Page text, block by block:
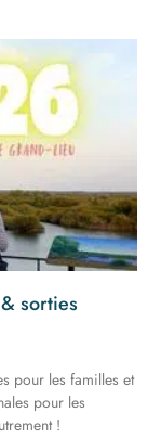
sorties
pour les familles et
pour les
!